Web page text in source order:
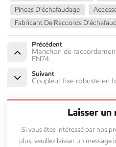
Pinces D'échafaudage
Fabricant De Raccords
Précédent
Manchon de
EN74
Suivant
Coupleur fixe robuste en
Laisser un
Si vous êtes intéressé par nos
plus, veuillez laisser un